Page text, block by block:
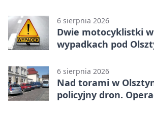
6 sierpnia 2026
Dwie motocyklistki
wypadkach pod
6 sierpnia 2026
Nad torami w
policyjny dron.